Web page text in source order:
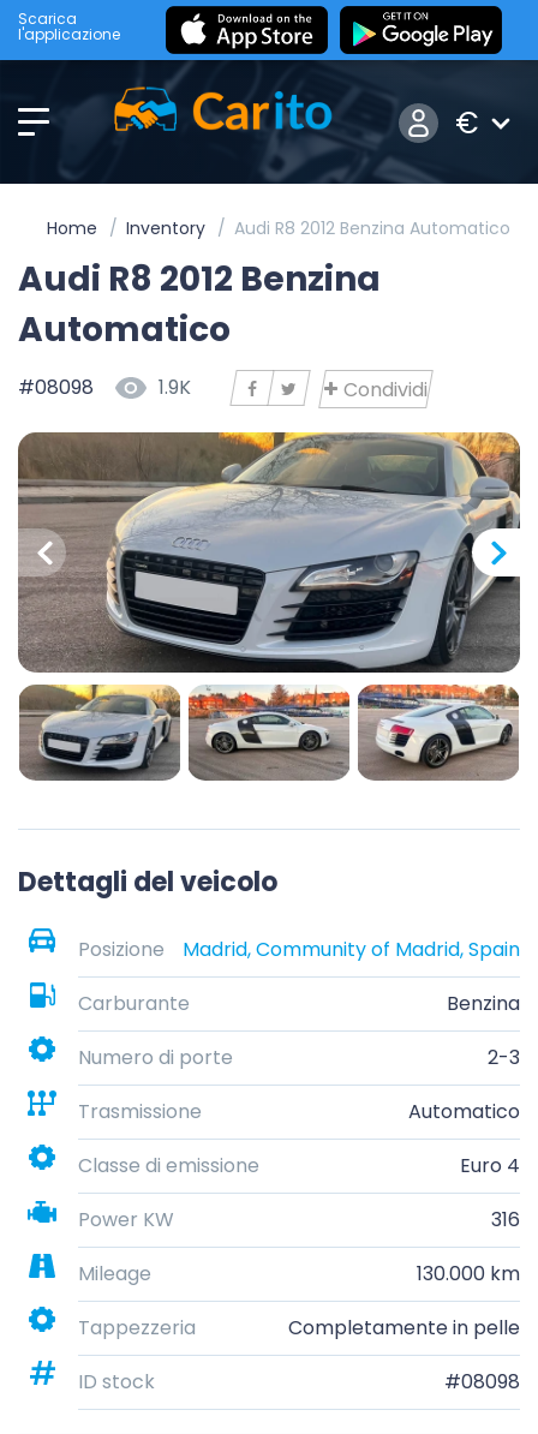
Scarica
l'applicazione
€
Home Inventory Audi R8 2012 Benzina Automatico
Audi R8 2012 Benzina
Automatico
#08098 1.9K Condividi
Dettagli del veicolo
Posizione
Madrid, Community of Madrid, Spain
Carburante
Benzina
Numero di porte
2-3
Trasmissione
Automatico
Classe di emissione
Euro 4
Power KW
316
Mileage
130.000 km
Tappezzeria
Completamente in pelle
ID stock
#08098